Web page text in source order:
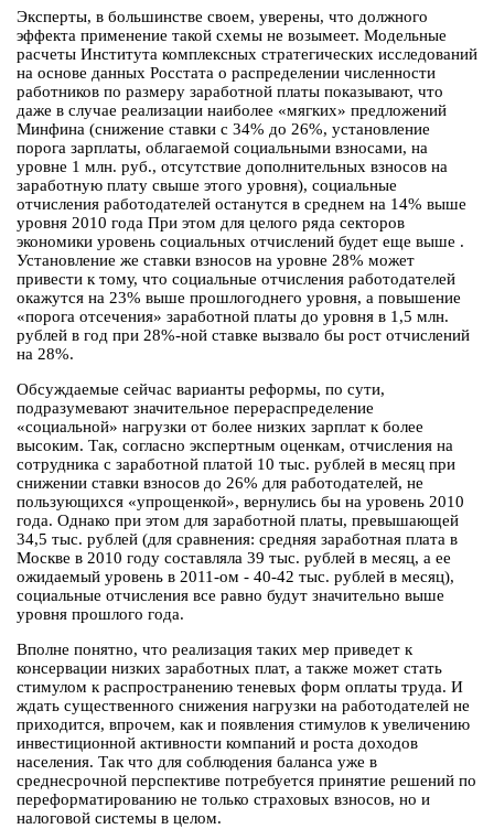
Эксперты, в большинстве своем, уверены, что должного
эффекта применение такой схемы не возымеет. Модельные
расчеты Института комплексных стратегических исследований
на основе данных Росстата о распределении численности
работников по размеру заработной платы показывают, что
даже в случае реализации наиболее «мягких» предложений
Минфина (снижение ставки с 34% до 26%, установление
порога зарплаты, облагаемой социальными взносами, на
уровне 1 млн. руб., отсутствие дополнительных взносов на
заработную плату свыше этого уровня), социальные
отчисления работодателей останутся в среднем на 14% выше
уровня 2010 года При этом для целого ряда секторов
экономики уровень социальных отчислений будет еще выше .
Установление же ставки взносов на уровне 28% может
привести к тому, что социальные отчисления работодателей
окажутся на 23% выше прошлогоднего уровня, а повышение
«порога отсечения» заработной платы до уровня в 1,5 млн.
рублей в год при 28%-ной ставке вызвало бы рост отчислений
на 28%.
Обсуждаемые сейчас варианты реформы, по сути,
подразумевают значительное перераспределение
«социальной» нагрузки от более низких зарплат к более
высоким. Так, согласно экспертным оценкам, отчисления на
сотрудника с заработной платой 10 тыс. рублей в месяц при
снижении ставки взносов до 26% для работодателей, не
пользующихся «упрощенкой», вернулись бы на уровень 2010
года. Однако при этом для заработной платы, превышающей
34,5 тыс. рублей (для сравнения: средняя заработная плата в
Москве в 2010 году составляла 39 тыс. рублей в месяц, а ее
ожидаемый уровень в 2011-ом - 40-42 тыс. рублей в месяц),
социальные отчисления все равно будут значительно выше
уровня прошлого года.
Вполне понятно, что реализация таких мер приведет к
консервации низких заработных плат, а также может стать
стимулом к распространению теневых форм оплаты труда. И
ждать существенного снижения нагрузки на работодателей не
приходится, впрочем, как и появления стимулов к увеличению
инвестиционной активности компаний и роста доходов
населения. Так что для соблюдения баланса уже в
среднесрочной перспективе потребуется принятие решений по
переформатированию не только страховых взносов, но и
налоговой системы в целом.